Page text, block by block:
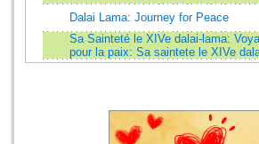
Dalai Lama: Journey for Peace
Sa Sainteté le XIVe dalai-lama:
pour la paix: Sa saintete le XIVe